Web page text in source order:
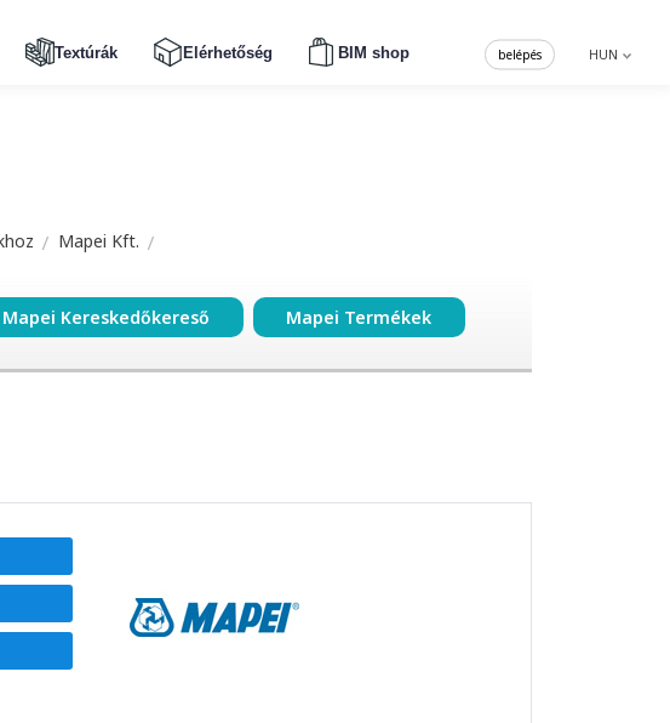
Textúrák Elérhetőség BIM shop HUN
belépés
Mapei Kft.
Mapei Kereskedőkereső Mapei Termékek